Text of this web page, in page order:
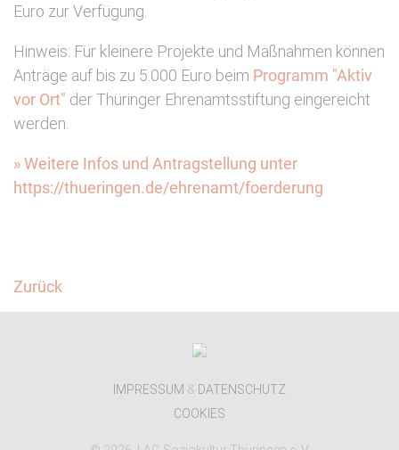
Euro zur Verfügung.
Hinweis: Für kleinere Projekte und Maßnahmen können
Anträge auf bis zu 5.000 Euro beim Programm "Aktiv
vor Ort" der Thüringer Ehrenamtsstiftung eingereicht
werden.
» Weitere Infos und Antragstellung unter
https://thueringen.de/ehrenamt/foerderung
Zurück
IMPRESSUM & DATENSCHUTZ
COOKIES